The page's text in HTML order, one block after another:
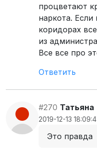
процветают
наркота.
коридорах
из
Все все про
Ответить
#270 Татьяна
2019-12-13
Это правда